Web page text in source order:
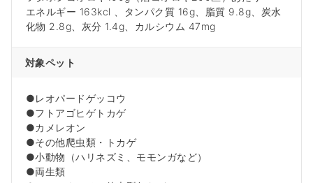
エネルギー 163kcl 、タンパク質 16g、脂質 9.8g、炭水
化物 2.8g、灰分 1.4g、カルシウム 47mg
対象ペット
●レオパードゲッコウ
●フトアゴヒゲトカゲ
●カメレオン
●その他爬虫類・トカゲ
●小動物（ハリネズミ、モモンガなど）
●両生類